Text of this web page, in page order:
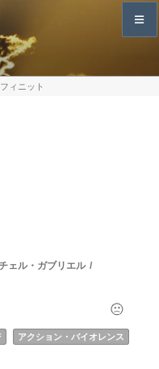
ィニット
ェル・ガブリエル
アクション・バイオレンス